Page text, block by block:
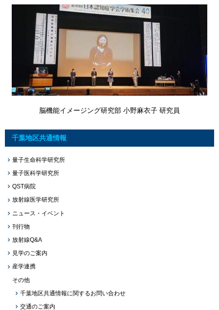
脳機能イメージング研究部 小野麻衣子 研究員
千葉地区共通情報
量子生命科学研究所
量子医科学研究所
QST病院
放射線医学研究所
ニュース・イベント
刊行物
放射線Q&A
見学のご案内
産学連携
その他
千葉地区共通情報に関するお問い合わせ
交通のご案内